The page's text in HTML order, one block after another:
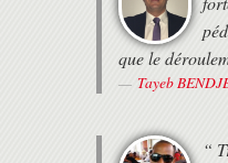
que le
Tayeb
“